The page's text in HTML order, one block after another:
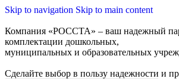
Skip to navigation Skip to main content
Компания «РОССТА» – ваш надежный
комплектации дошкольных,
муниципальных и образовательных
Сделайте выбор в пользу надежности и